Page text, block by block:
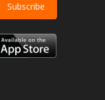
Subscribe